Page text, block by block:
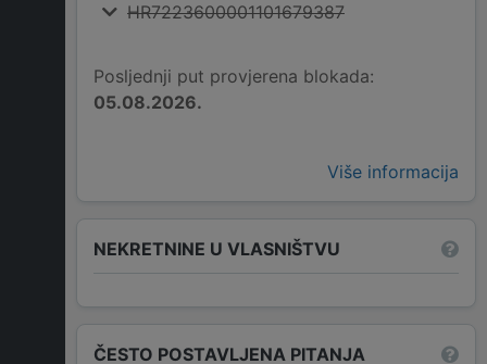
HR7223600001101679387
Posljednji put provjerena blokada:
05.08.2026.
Više informacija
NEKRETNINE U VLASNIŠTVU
ČESTO POSTAVLJENA PITANJA